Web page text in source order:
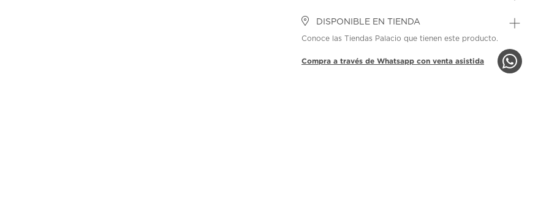
DISPONIBLE EN TIENDA
Conoce las Tiendas Palacio que tienen este producto.
Compra a través de Whatsapp con venta asistida